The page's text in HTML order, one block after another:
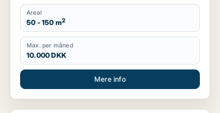
Areal
50 - 150 m2
Max. per måned
10.000 DKK
Mere info